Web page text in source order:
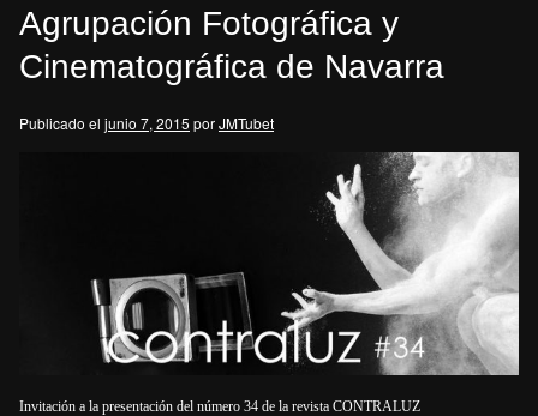
Agrupación Fotográfica y
Cinematográfica de Navarra
Publicado el junio 7, 2015 porJMTubet
Invitación a la presentación del número 34 de la revista CONTRALUZ